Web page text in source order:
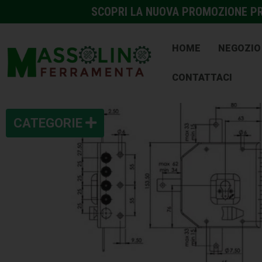
SCOPRI LA NUOVA PROMOZIONE
HOME NEGOZIO
CONTATTACI